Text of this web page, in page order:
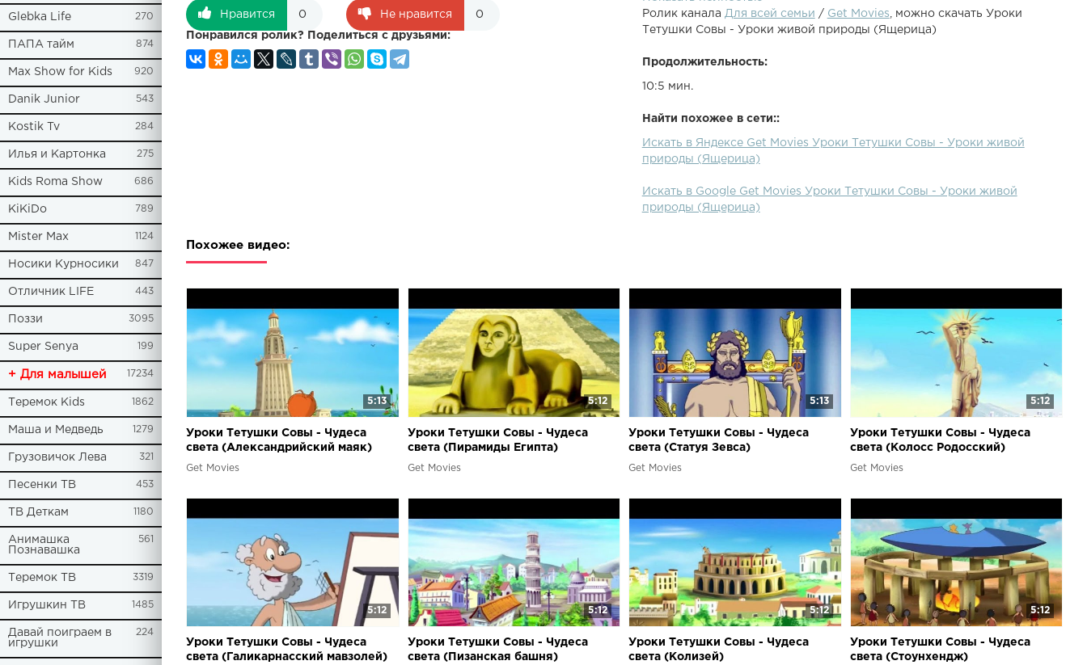
Glebka Life 270
ПАПА тайм 874
Max Show for Kids 920
Danik Junior 543
Kostik Tv 284
Илья и Картонка 275
Kids Roma Show 686
KiKiDo 789
Mister Max 1124
Носики Курносики 847
Отличник LIFE 443
Поззи 3095
Super Senya 199
+ Для малышей 17234
Теремок Kids 1862
Маша и Медведь 1279
Грузовичок Лева 321
Песенки ТВ 453
ТВ Деткам 1180
Анимашка
Познавашка
561
Теремок ТВ 3319
Игрушкин ТВ 1485
Давай поиграем в
игрушки
224
Хочешь больше мультов? Разверни полностью описание чтобы
тётушкой Совой Уроки Совы. Путешествие Уроки тётушки Совы.
Азбука Азбука безопасности на дороге Английский алфавит с Совой
Немецкий алфавит с Совой Уроки тётушки Совы. Времена года
Смешарики Машины Сказки goo.gl/gmIQwOКуми-Куми Иван и
Митрофан Робокар Поли Паровозик Тишка Фиксики Сказки
хрустального шарика Тётушка Сова знакомит детишек с
представителями живой природы. "Уроки живой природы" - цикл
серия посвящена одному из животных и подробно, наглядно
рассказывает о его повадках, местах обитания, видах и т.д.
Ролик канала Для всей семьи / Get Movies, можно скачать Уроки
Тетушки Совы - Уроки живой природы (Ящерица)
Продолжительность:
10:5 мин.
Найти похожее в сети::
Искать в Яндексе Get Movies Уроки Тетушки Совы - Уроки живой
природы (Ящерица)
Искать в Google Get Movies Уроки Тетушки Совы - Уроки живой
природы (Ящерица)
Нравится 0 Не нравится 0
Понравился ролик? Поделиться с друзьями:
Похожее видео:
5:13
Уроки Тетушки Совы - Чудеса
света (Александрийский маяк)
Get Movies
5:12
Уроки Тетушки Совы - Чудеса
света (Пирамиды Египта)
Get Movies
5:13
Уроки Тетушки Совы - Чудеса
света (Статуя Зевса)
Get Movies
5:12
Уроки Тетушки Совы - Чудеса
света (Колосс Родосский)
Get Movies
5:12
Уроки Тетушки Совы - Чудеса
света (Галикарнасский мавзолей)
5:12
Уроки Тетушки Совы - Чудеса
света (Пизанская башня)
5:12
Уроки Тетушки Совы - Чудеса
света (Колизей)
5:12
Уроки Тетушки Совы - Чудеса
света (Стоунхендж)